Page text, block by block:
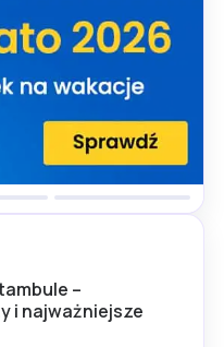
–
i najważniejsze